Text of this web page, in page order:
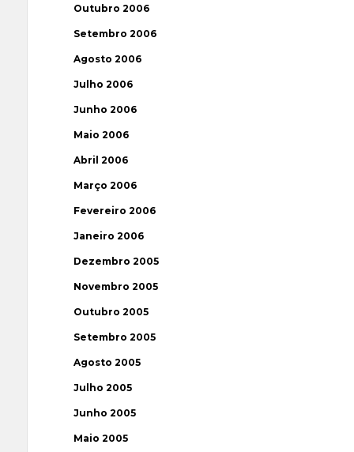
Outubro 2006
Setembro 2006
Agosto 2006
Julho 2006
Junho 2006
Maio 2006
Abril 2006
Março 2006
Fevereiro 2006
Janeiro 2006
Dezembro 2005
Novembro 2005
Outubro 2005
Setembro 2005
Agosto 2005
Julho 2005
Junho 2005
Maio 2005